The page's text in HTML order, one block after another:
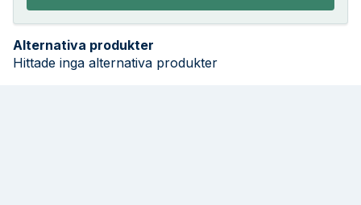
Alternativa produkter
Hittade inga alternativa produkter